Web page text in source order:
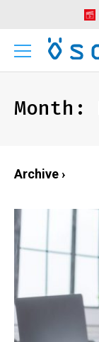
Month:
Archive